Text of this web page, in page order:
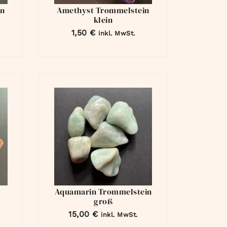
Amethyst Trommelstein
klein
1,50 € inkl. MwSt.
Aquamarin Trommelstein
groß
15,00 € inkl. MwSt.